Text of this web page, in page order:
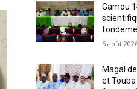
Gamou
5 août
Magal
et